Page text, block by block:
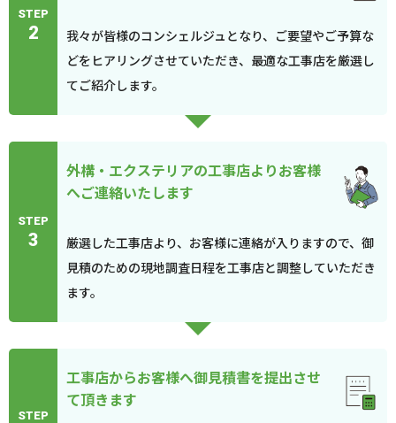
STEP
2
我々が皆様のコンシェルジュとなり、ご要望やご予算な
どをヒアリングさせていただき、最適な工事店を厳選し
てご紹介します。
STEP
3
外構・エクステリアの工事店よりお客様
へご連絡いたします
厳選した工事店より、お客様に連絡が入りますので、御
見積のための現地調査日程を工事店と調整していただき
ます。
STEP
工事店からお客様へ御見積書を提出させ
て頂きます